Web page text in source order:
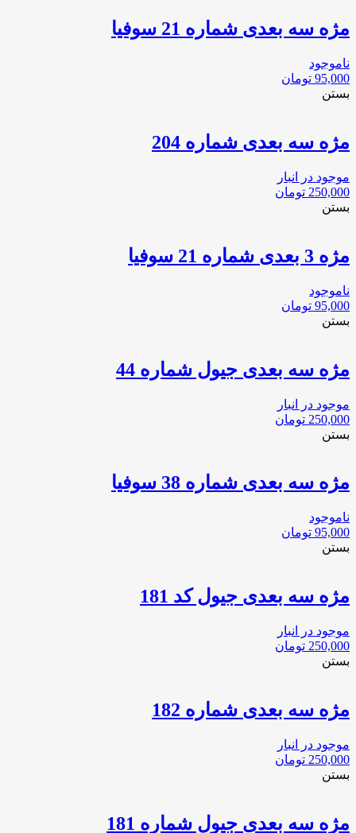
مژه سه بعدی شماره 21 سوفیا
ناموجود
95,000 تومان
بستن
مژه سه بعدی شماره 204
موجود در انبار
250,000 تومان
بستن
مژه 3 بعدی شماره 21 سوفیا
ناموجود
95,000 تومان
بستن
مژه سه بعدی جیول شماره 44
موجود در انبار
250,000 تومان
بستن
مژه سه بعدی شماره 38 سوفیا
ناموجود
95,000 تومان
بستن
مژه سه بعدی جیول کد 181
موجود در انبار
250,000 تومان
بستن
مژه سه بعدی شماره 182
موجود در انبار
250,000 تومان
بستن
مژه سه بعدی جیول شماره 181